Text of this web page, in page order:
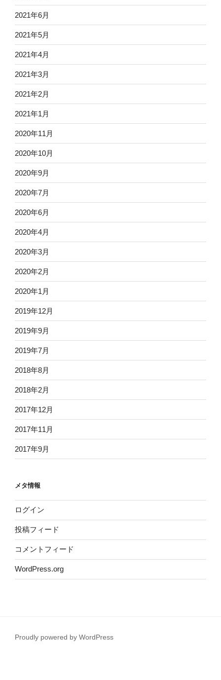
2021年6月
2021年5月
2021年4月
2021年3月
2021年2月
2021年1月
2020年11月
2020年10月
2020年9月
2020年7月
2020年6月
2020年4月
2020年3月
2020年2月
2020年1月
2019年12月
2019年9月
2019年7月
2018年8月
2018年2月
2017年12月
2017年11月
2017年9月
メタ情報
ログイン
投稿フィード
コメントフィード
WordPress.org
Proudly powered by WordPress